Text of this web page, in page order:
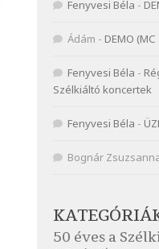
Fenyvesi Béla -
Ádám - DEMO
Fenyvesi Béla -
Szélkiáltó koncertek
Fenyvesi Béla -
Bognár
50 éves a